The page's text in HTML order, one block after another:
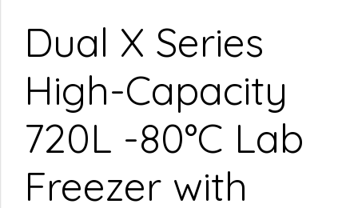
Dual X Series
High-Capacity
720L -80°C Lab
Freezer with